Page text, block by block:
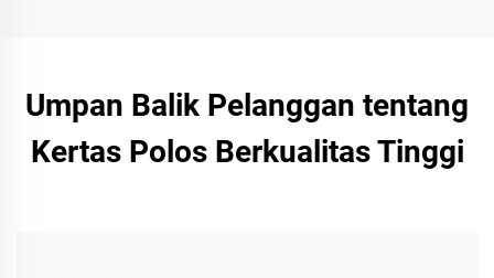
Umpan Balik Pelanggan tentang
Kertas Polos Berkualitas Tinggi